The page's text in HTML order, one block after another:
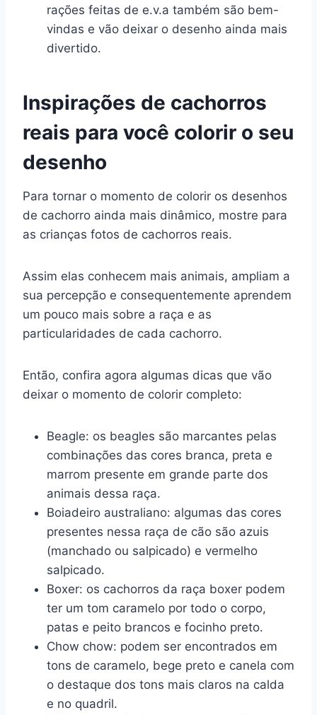
rações feitas de e.v.a também são bem-
vindas e vão deixar o desenho ainda mais
divertido.
Inspirações de cachorros
reais para você colorir o seu
desenho
Para tornar o momento de colorir os desenhos
de cachorro ainda mais dinâmico, mostre para
as crianças fotos de cachorros reais.
Assim elas conhecem mais animais, ampliam a
sua percepção e consequentemente aprendem
um pouco mais sobre a raça e as
particularidades de cada cachorro.
Então, confira agora algumas dicas que vão
deixar o momento de colorir completo:
Beagle: os beagles são marcantes pelas
combinações das cores branca, preta e
marrom presente em grande parte dos
animais dessa raça.
Boiadeiro australiano: algumas das cores
presentes nessa raça de cão são azuis
(manchado ou salpicado) e vermelho
salpicado.
Boxer: os cachorros da raça boxer podem
ter um tom caramelo por todo o corpo,
patas e peito brancos e focinho preto.
Chow chow: podem ser encontrados em
tons de caramelo, bege preto e canela com
o destaque dos tons mais claros na calda
e no quadril.